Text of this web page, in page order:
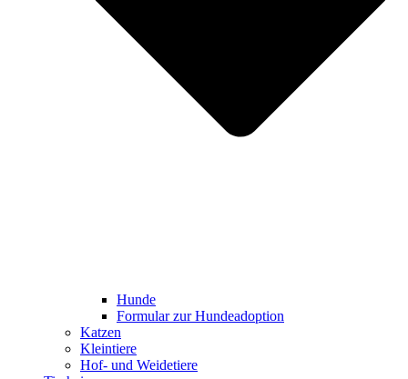
Hunde
Formular zur Hundeadoption
Katzen
Kleintiere
Hof- und Weidetiere